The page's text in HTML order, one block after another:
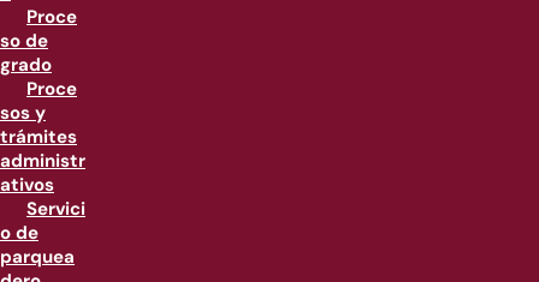
Proce
so de
grado
Proce
sos y
trámites
administr
ativos
Servici
o de
parquea